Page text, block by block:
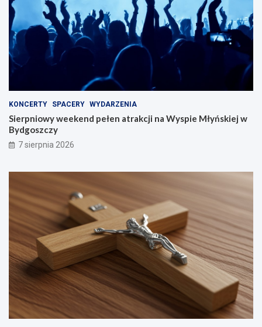
KONCERTY SPACERY WYDARZENIA
Sierpniowy weekend pełen atrakcji na Wyspie Młyńskiej w
Bydgoszczy
7 sierpnia 2026